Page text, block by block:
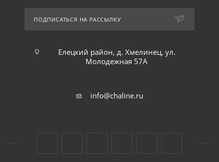
ПОДПИСАТЬСЯ НА РАССЫЛКУ
Елецкий район, д. Хмелинец, ул.
Молодежная 57А
info@chaline.ru